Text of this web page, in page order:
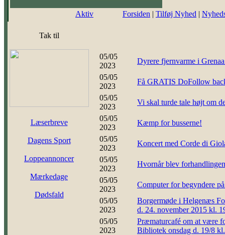
Aktiv Forsiden | Tilføj Nyhed |
Tak til
Læserbreve
Dagens Sport
Loppeannoncer
Mærkedage
Dødsfald
05/05
2023
Dyrere fjernvarme i
05/05
2023
Få GRATIS DoFollow
05/05
2023
Vi skal turde tale højt om
05/05
2023
Kæmp for busserne!
05/05
2023
Koncert med Corde di
05/05
2023
Hvornår blev
05/05
2023
Computer for begyndere
05/05
2023
Borgermøde i Helgenæs
d. 24. november 2015 kl.
05/05
2023
Præmaturcafé om at være
Bibliotek onsdag d. 19/8